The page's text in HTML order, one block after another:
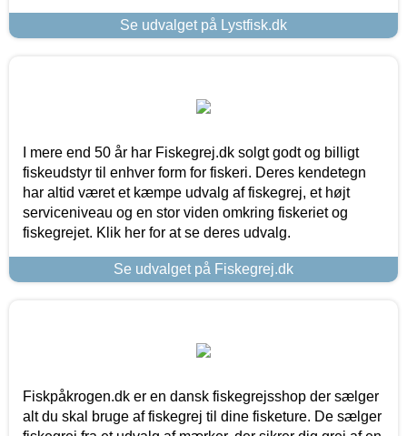
Se udvalget på Lystfisk.dk
I mere end 50 år har Fiskegrej.dk solgt godt og billigt
fiskeudstyr til enhver form for fiskeri. Deres kendetegn
har altid været et kæmpe udvalg af fiskegrej, et højt
serviceniveau og en stor viden omkring fiskeriet og
fiskegrejet. Klik her for at se deres udvalg.
Se udvalget på Fiskegrej.dk
Fiskpåkrogen.dk er en dansk fiskegrejsshop der sælger
alt du skal bruge af fiskegrej til dine fisketure. De sælger